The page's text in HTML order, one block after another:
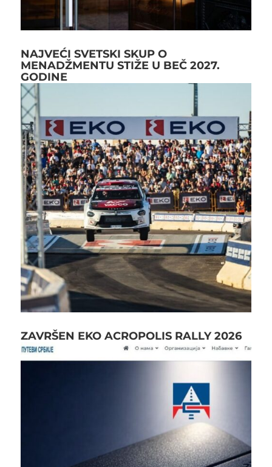
NAJVEĆI SVETSKI SKUP O
MENADŽMENTU STIŽE U BEČ 2027.
GODINE
ZAVRŠEN EKO ACROPOLIS RALLY 2026